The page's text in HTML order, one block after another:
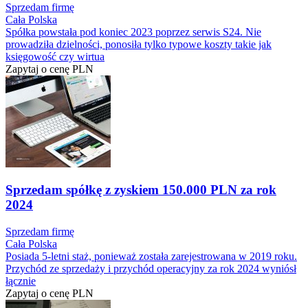
Sprzedam firmę
Cała Polska
Spółka powstała pod koniec 2023 poprzez serwis S24. Nie
prowadziła dzielności, ponosiła tylko typowe koszty takie jak
księgowość czy wirtua
Zapytaj o cenę PLN
Sprzedam spółkę z zyskiem 150.000 PLN za rok
2024
Sprzedam firmę
Cała Polska
Posiada 5-letni staż, ponieważ została zarejestrowana w 2019 roku.
Przychód ze sprzedaży i przychód operacyjny za rok 2024 wyniósł
łącznie
Zapytaj o cenę PLN